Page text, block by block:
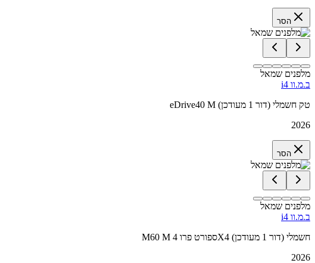
הסר
מלפנים שמאל
ב.מ.וו i4
eDrive40 M טק חשמלי (דור 1 מעודכן)
2026
הסר
מלפנים שמאל
ב.מ.וו i4
M60 M ספורט פרו 4X4 חשמלי (דור 1 מעודכן)
2026